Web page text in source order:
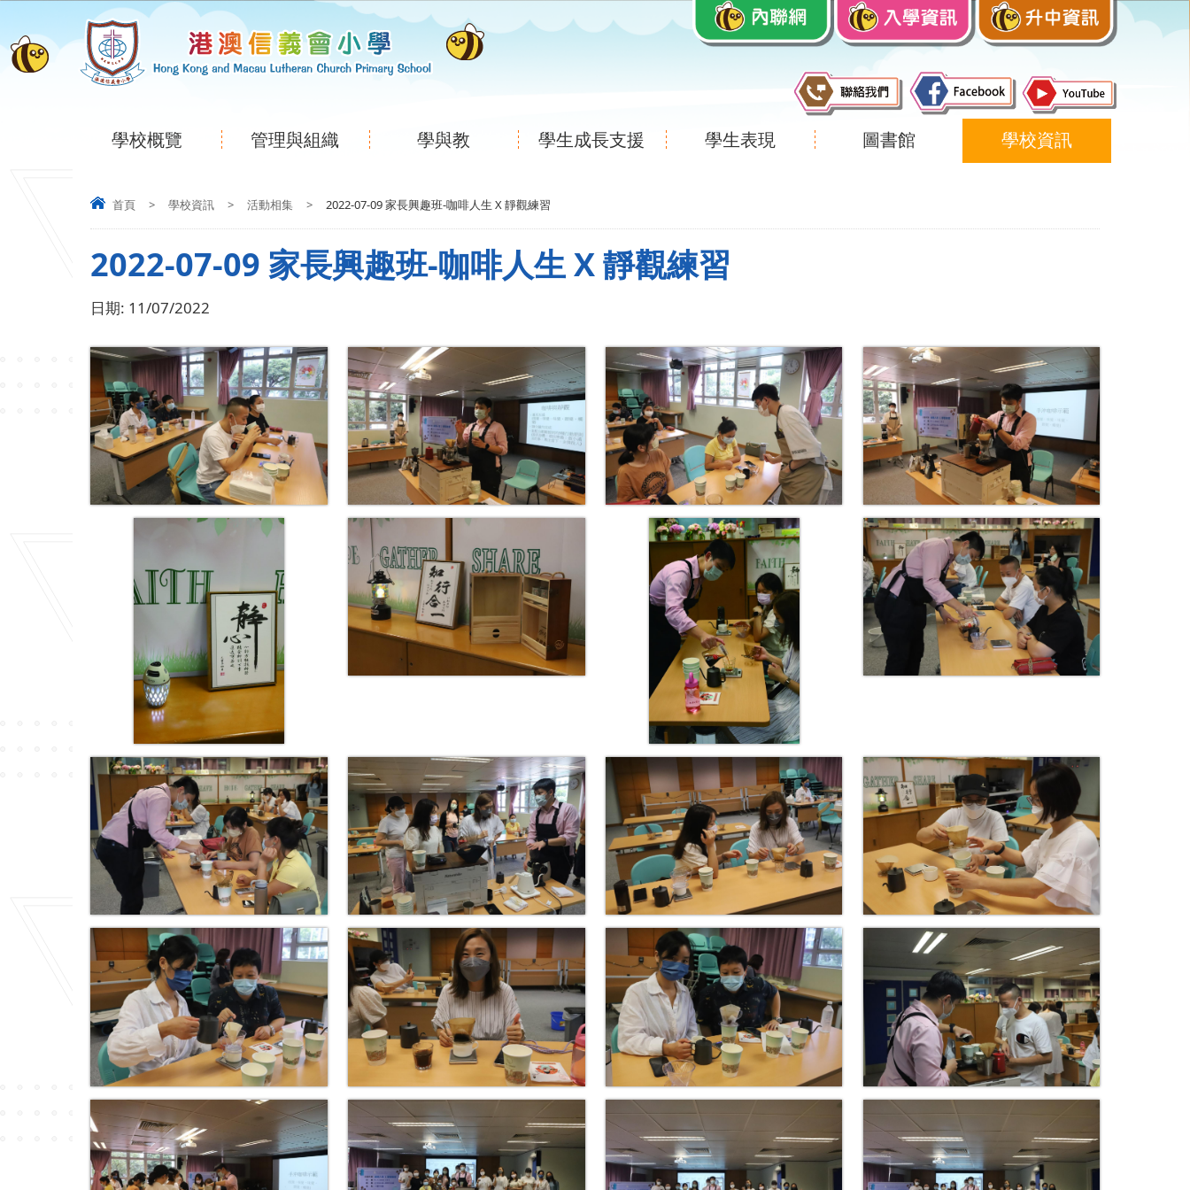
學校概覽 管理與組織 學與教 學生成長支援 學生表現 圖書館 學校資訊
首頁 > 學校資訊 > 活動相集 > 2022-07-09 家長興趣班-咖啡人生 X 靜觀練習
2022-07-09 家長興趣班-咖啡人生 X 靜觀練習
日期: 11/07/2022